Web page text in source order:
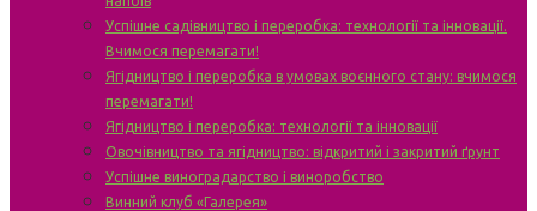
Успішне садівництво і переробка: технології та інновації.
Вчимося перемагати!
Ягідництво і переробка в умовах воєнного стану: вчимося
перемагати!
Ягідництво і переробка: технології та інновації
Овочівництво та ягідництво: відкритий і закритий ґрунт
Успішне виноградарство і виноробство
Винний клуб «Галерея»